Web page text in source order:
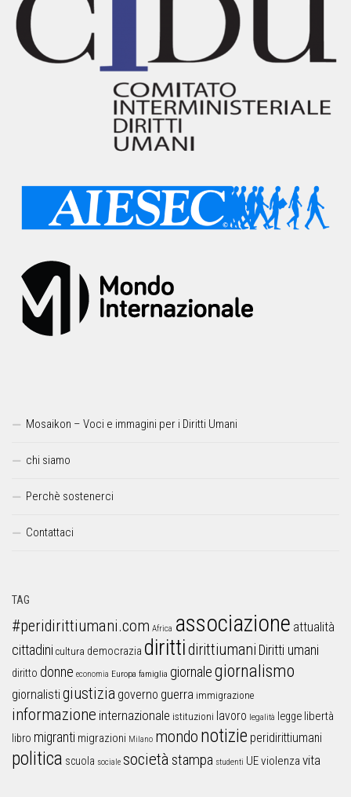
Mosaikon – Voci e immagini per i Diritti Umani
chi siamo
Perchè sostenerci
Contattaci
TAG
#peridirittiumani.com Africa associazione attualità
cittadini cultura democrazia dirittidirittiumani Diritti umani
diritto donne economia Europa famiglia giornalegiornalismo
giornalistigiustizia governo guerra immigrazione
informazione internazionale istituzioni lavoro legalità legge libertà
libro migranti migrazioni Milano mondo notizie peridirittiumani
politica scuola sociale società stampa studenti UEviolenza vita